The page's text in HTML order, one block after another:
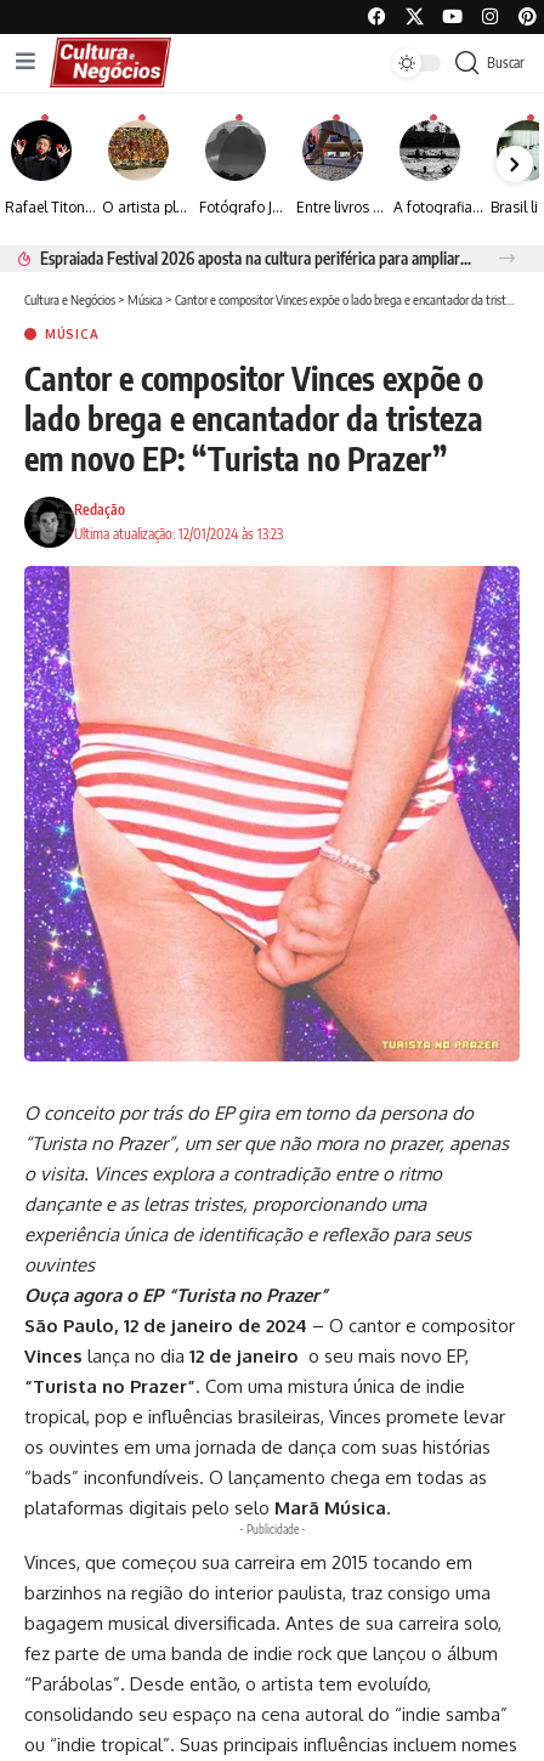
Buscar
Rafael Titonelly leva magia e acolhimento a crianças em tratamento oncológico em Juiz de Fora O artista plástico Jorge Luiz transforma sustentabilidade e criatividade em arte contemporânea Fotógrafo José Roberto apresenta um olhar sensível sobre arquitetura, formas e luz na fotografia Entre livros e fotografia autoral, Sebastião Reis consolida uma trajetória marcada pelo olhar artístico A fotografia contemporânea de Cynthia Feyh Jappur entre luz, movimento e arte
Espraiada Festival 2026 aposta na cultura periférica para ampliar oportunidades na zona sul
Cultura e Negócios> Música> Cantor e compositor Vinces expõe o lado brega e encantador da tristeza em novo EP: “Turista no Prazer”
MÚSICA
Cantor e compositor Vinces expõe o
lado brega e encantador da tristeza
em novo EP: “Turista no Prazer”
Ultima atualização: 12/01/2024 às 13:23
Redação
O conceito por trás do EP gira em torno da persona do
“Turista no Prazer”, um ser que não mora no prazer, apenas
o visita. Vinces explora a contradição entre o ritmo
dançante e as letras tristes, proporcionando uma
experiência única de identificação e reflexão para seus
ouvintes
Ouça agora o EP “Turista no Prazer”
São Paulo, 12 de janeiro de 2024 – O cantor e compositor
Vinces lança no dia 12 de janeiro o seu mais novo EP,
“Turista no Prazer”. Com uma mistura única de indie
tropical, pop e influências brasileiras, Vinces promete levar
os ouvintes em uma jornada de dança com suas histórias
“bads” inconfundíveis. O lançamento chega em todas as
plataformas digitais pelo selo Marã Música.
- Publicidade -
Vinces, que começou sua carreira em 2015 tocando em
barzinhos na região do interior paulista, traz consigo uma
bagagem musical diversificada. Antes de sua carreira solo,
fez parte de uma banda de indie rock que lançou o álbum
“Parábolas”. Desde então, o artista tem evoluído,
consolidando seu espaço na cena autoral do “indie samba”
ou “indie tropical”. Suas principais influências incluem nomes